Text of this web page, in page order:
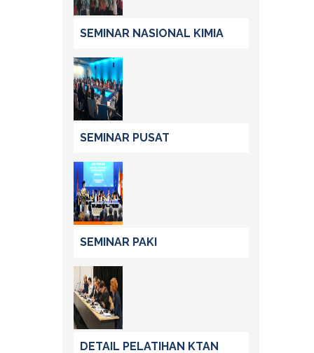
SEMINAR NASIONAL KIMIA
SEMINAR PUSAT
SEMINAR PAKI
DETAIL PELATIHAN KTAN